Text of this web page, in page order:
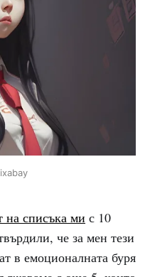
на списъка ми с 10
че за мен тези
в емоционалната буря